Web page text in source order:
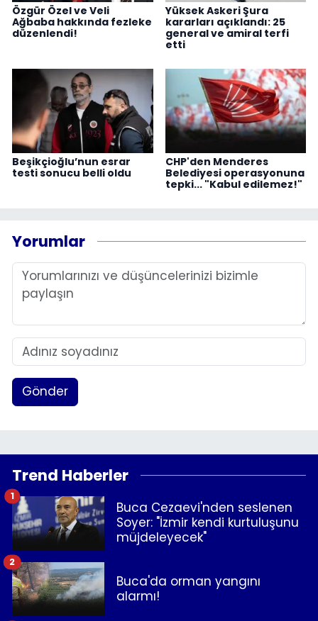
Özgür Özel ve Veli
Ağbaba hakkında fezleke
düzenlendi!
Yüksek Askeri Şura
kararları açıklandı: 25
general ve amiral terfi
etti
Beşikçioğlu’nun esrar
testi sonucu belli oldu
CHP'den Menderes
Belediyesi operasyonuna
tepki... "Kabul edilemez!"
Yorumlar
Gönder
Trend Haberler
Buca Cezaevi'nden seslenen
Soyer: "İzmir kendi kurtuluşunu
müjdeleyecek"
1
Buca'da orman yangını
alarmı!
2